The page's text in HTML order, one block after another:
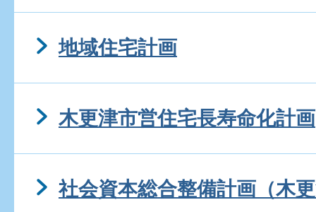
地域住宅計画
木更津市営住宅長寿命化計画
社会資本総合整備計画（木